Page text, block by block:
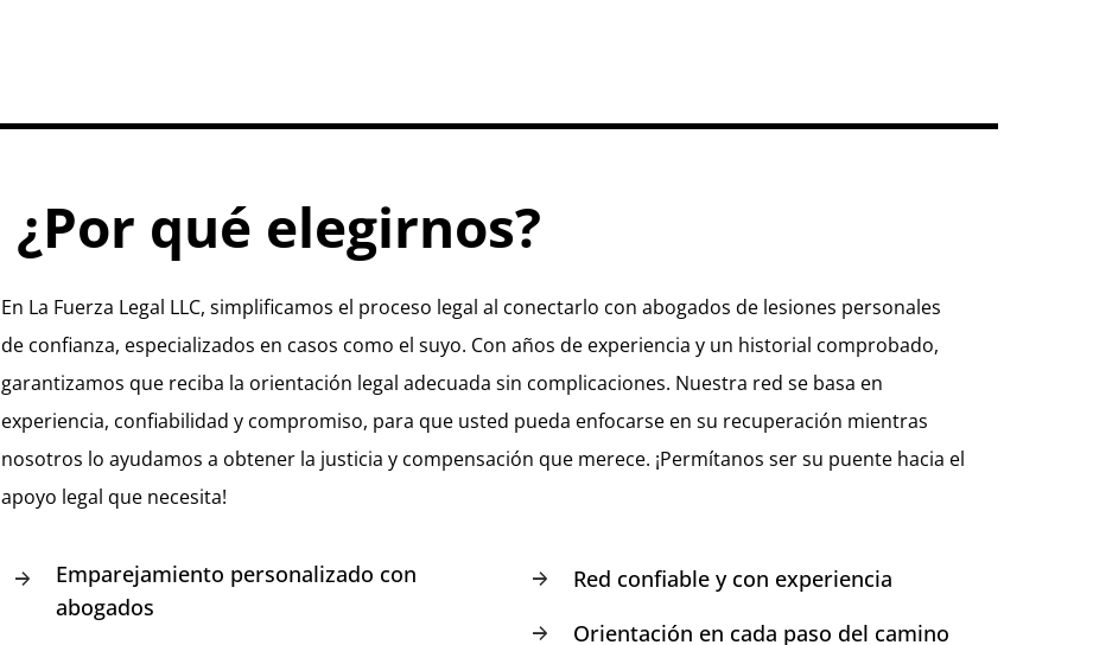
¿Por qué elegirnos?
En La Fuerza Legal LLC, simplificamos el proceso legal al conectarlo con abogados de lesiones personales
de confianza, especializados en casos como el suyo. Con años de experiencia y un historial comprobado,
garantizamos que reciba la orientación legal adecuada sin complicaciones. Nuestra red se basa en
experiencia, confiabilidad y compromiso, para que usted pueda enfocarse en su recuperación mientras
nosotros lo ayudamos a obtener la justicia y compensación que merece. ¡Permítanos ser su puente hacia el
apoyo legal que necesita!
Emparejamiento personalizado con
abogados
Red confiable y con experiencia
Orientación en cada paso del camino